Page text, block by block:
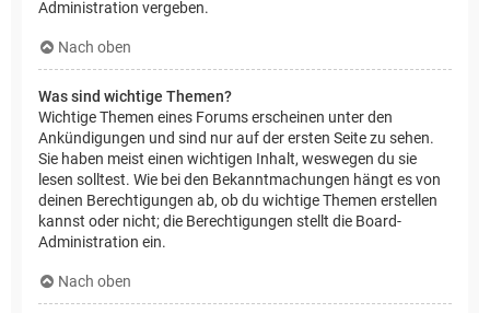
Administration vergeben.
Nach oben
Was sind wichtige Themen?
Wichtige Themen eines Forums erscheinen unter den
Ankündigungen und sind nur auf der ersten Seite zu sehen.
Sie haben meist einen wichtigen Inhalt, weswegen du sie
lesen solltest. Wie bei den Bekanntmachungen hängt es von
deinen Berechtigungen ab, ob du wichtige Themen erstellen
kannst oder nicht; die Berechtigungen stellt die Board-
Administration ein.
Nach oben